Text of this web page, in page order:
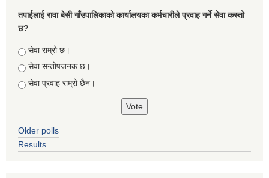
तपाईलाई रावा बेसी गाँउपालिकाको कार्यालयका कर्मचारीले प्रवाह गर्ने सेवा कस्तो
छ?
Choices
सेवा राम्रो छ।
सेवा सन्तोषजनक छ।
सेवा प्रवाह राम्रो छैन।
Older polls
Results